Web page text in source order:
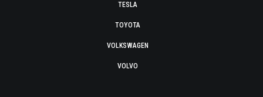
TESLA
TOYOTA
VOLKSWAGEN
VOLVO